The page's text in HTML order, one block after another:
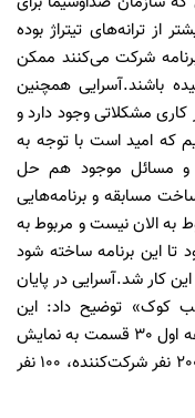
از ترانه‌های تیتراژ بوده
شرکت می‌کنند ممکن
باشند.آسرایی همچنین
مشکلاتی وجود دارد و
که امید است با توجه به
و مسائل موجود هم حل
مسابقه و برنامه‌هایی
به الان نیست و مربوط به
این برنامه ساخته شود
کار شد.آسرایی در پایان
کوک» توضیح داد: این
اول 30 قسمت به نمایش
نفر شرکت‌کننده، 100 نفر